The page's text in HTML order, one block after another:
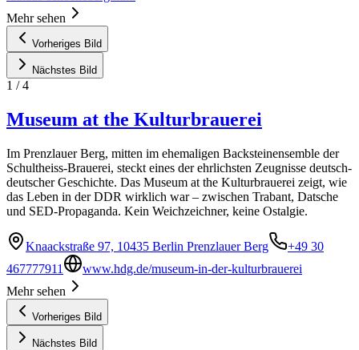
Mehr sehen
Vorheriges Bild
Nächstes Bild
1 /4
Museum at the Kulturbrauerei
Im Prenzlauer Berg, mitten im ehemaligen Backsteinensemble der
Schultheiss-Brauerei, steckt eines der ehrlichsten Zeugnisse deutsch-
deutscher Geschichte. Das Museum at the Kulturbrauerei zeigt, wie
das Leben in der DDR wirklich war – zwischen Trabant, Datsche
und SED-Propaganda. Kein Weichzeichner, keine Ostalgie.
Knaackstraße 97, 10435 Berlin Prenzlauer Berg
+49 30
467777911
www.hdg.de/museum-in-der-kulturbrauerei
Mehr sehen
Vorheriges Bild
Nächstes Bild